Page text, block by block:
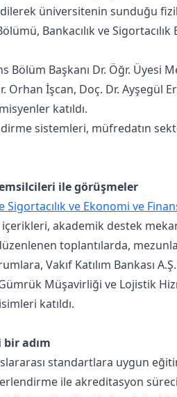
üniversitenin sunduğu
Bankacılık ve
Başkanı Dr. Öğr. Üyesi
Orhan İşcan, Doç. Dr. Ayşegül
katıldı.
sistemleri, müfredatın
ile görüşmeler
Sigortacılık ve Ekonomi ve
akademik destek
toplantılarda,
Vakıf Katılım Bankası
Müşavirliği ve Lojistik
katıldı.
adım
standartlara uygun
ile akreditasyon